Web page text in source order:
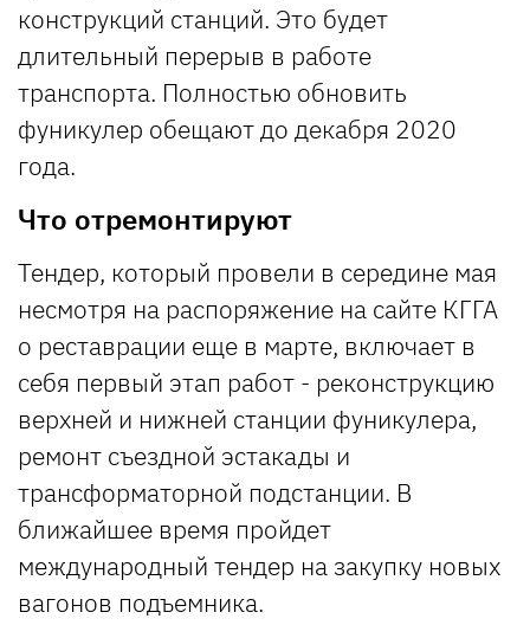
конструкций станций. Это будет
длительный перерыв в работе
транспорта. Полностью обновить
фуникулер обещают до декабря 2020
года.
Что отремонтируют
Тендер, который провели в середине мая
несмотря на распоряжение на сайте КГГА
о реставрации еще в марте, включает в
себя первый этап работ - реконструкцию
верхней и нижней станции фуникулера,
ремонт съездной эстакады и
трансформаторной подстанции. В
ближайшее время пройдет
международный тендер на закупку новых
вагонов подъемника.